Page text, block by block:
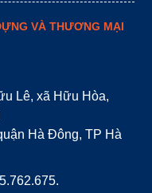
VÀ THƯƠNG MẠI
Lê, xã Hữu Hòa,
Hà Đông, TP Hà